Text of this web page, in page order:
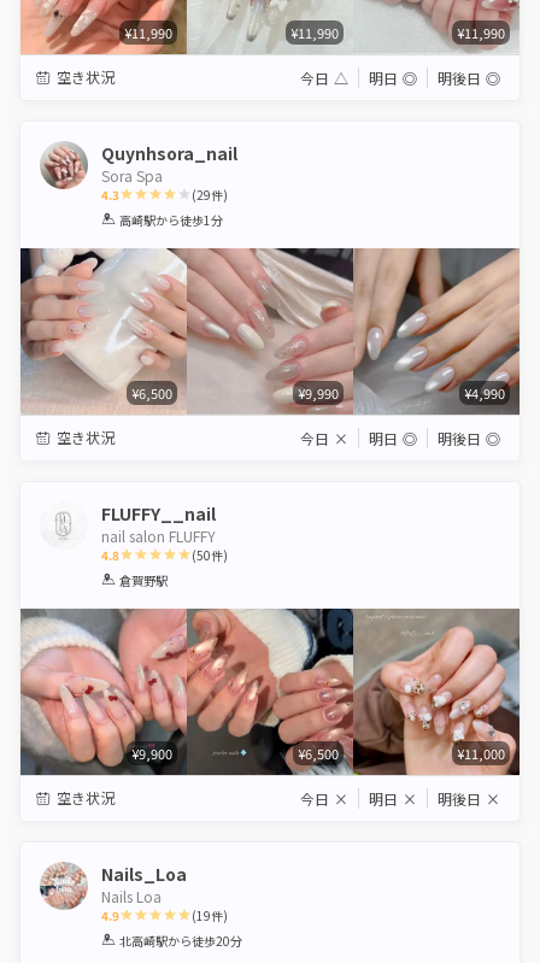
¥11,990 ¥11,990 ¥11,990
空き状況 今日 △ 明日 ◎ 明後日 ◎
Quynhsora_nail
Sora Spa
4.3
1 2 3 4 5
(29件)
高崎駅から徒歩1分
¥6,500 ¥9,990 ¥4,990
空き状況 今日 × 明日 ◎ 明後日 ◎
FLUFFY__nail
nail salon FLUFFY
4.8
1 2 3 4
(50件)
倉賀野駅
¥9,900 ¥6,500 ¥11,000
空き状況 今日 × 明日 × 明後日 ×
Nails_Loa
Nails Loa
4.9
1 2 3 4 5
(19件)
北高崎駅から徒歩20分